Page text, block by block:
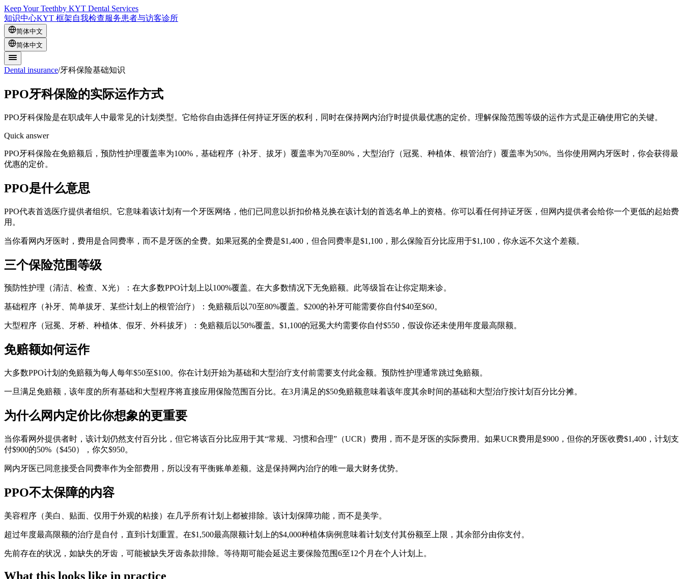
Keep Your Teethby KYT Dental Services
知识中心KYT 框架自我检查服务患者与访客诊所
简体中文
简体中文
Dental insurance/牙科保险基础知识
PPO牙科保险的实际运作方式
PPO牙科保险是在职成年人中最常见的计划类型。它给你自由选择任何持证牙医的权利，同时在保持网内治疗时提供最优惠的定价。理解保险范围等级的运作方式是正确使用它的关键。
Quick answer
PPO牙科保险在免赔额后，预防性护理覆盖率为100%，基础程序（补牙、拔牙）覆盖率为70至80%，大型治疗（冠冕、种植体、根管治疗）覆盖率为50%。当你使用网内牙医时，你会获得最
优惠的定价。
PPO是什么意思
PPO代表首选医疗提供者组织。它意味着该计划有一个牙医网络，他们已同意以折扣价格兑换在该计划的首选名单上的资格。你可以看任何持证牙医，但网内提供者会给你一个更低的起始费
用。
当你看网内牙医时，费用是合同费率，而不是牙医的全费。如果冠冕的全费是$1,400，但合同费率是$1,100，那么保险百分比应用于$1,100，你永远不欠这个差额。
三个保险范围等级
预防性护理（清洁、检查、X光）：在大多数PPO计划上以100%覆盖。在大多数情况下无免赔额。此等级旨在让你定期来诊。
基础程序（补牙、简单拔牙、某些计划上的根管治疗）：免赔额后以70至80%覆盖。$200的补牙可能需要你自付$40至$60。
大型程序（冠冕、牙桥、种植体、假牙、外科拔牙）：免赔额后以50%覆盖。$1,100的冠冕大约需要你自付$550，假设你还未使用年度最高限额。
免赔额如何运作
大多数PPO计划的免赔额为每人每年$50至$100。你在计划开始为基础和大型治疗支付前需要支付此金额。预防性护理通常跳过免赔额。
一旦满足免赔额，该年度的所有基础和大型程序将直接应用保险范围百分比。在3月满足的$50免赔额意味着该年度其余时间的基础和大型治疗按计划百分比分摊。
为什么网内定价比你想象的更重要
当你看网外提供者时，该计划仍然支付百分比，但它将该百分比应用于其“常规、习惯和合理”（UCR）费用，而不是牙医的实际费用。如果UCR费用是$900，但你的牙医收费$1,400，计划支
付$900的50%（$450），你欠$950。
网内牙医已同意接受合同费率作为全部费用，所以没有平衡账单差额。这是保持网内治疗的唯一最大财务优势。
PPO不太保障的内容
美容程序（美白、贴面、仅用于外观的粘接）在几乎所有计划上都被排除。该计划保障功能，而不是美学。
超过年度最高限额的治疗是自付，直到计划重置。在$1,500最高限额计划上的$4,000种植体病例意味着计划支付其份额至上限，其余部分由你支付。
先前存在的状况，如缺失的牙齿，可能被缺失牙齿条款排除。等待期可能会延迟主要保险范围6至12个月在个人计划上。
What this looks like in practice